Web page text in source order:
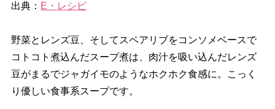
出典： E・レシピ
野菜とレンズ豆、そしてスペアリブをコンソメベースで
コトコト煮込んだスープ煮は、肉汁を吸い込んだレンズ
豆がまるでジャガイモのようなホクホク食感に。こっく
り優しい食事系スープです。